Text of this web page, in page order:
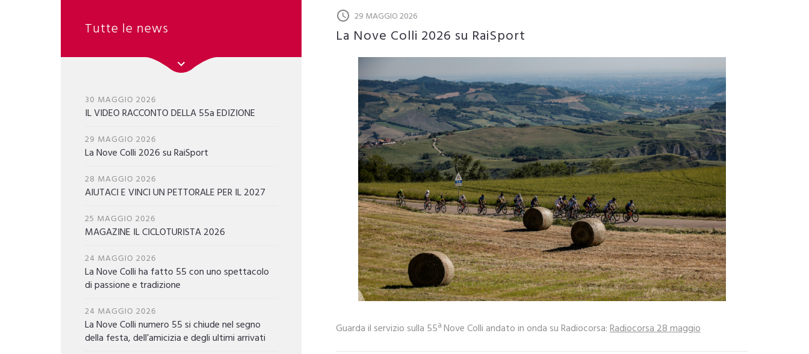
Tutte le news
30 MAGGIO 2026
IL VIDEO RACCONTO DELLA 55a EDIZIONE
29 MAGGIO 2026
La Nove Colli 2026 su RaiSport
28 MAGGIO 2026
AIUTACI E VINCI UN PETTORALE PER IL 2027
25 MAGGIO 2026
MAGAZINE IL CICLOTURISTA 2026
24 MAGGIO 2026
La Nove Colli ha fatto 55 con uno spettacolo
di passione e tradizione
24 MAGGIO 2026
La Nove Colli numero 55 si chiude nel segno
della festa, dell’amicizia e degli ultimi arrivati
29 MAGGIO 2026
La Nove Colli 2026 su RaiSport
Guarda il servizio sulla 55ª Nove Colli andato in onda su Radiocorsa:Radiocorsa 28 maggio